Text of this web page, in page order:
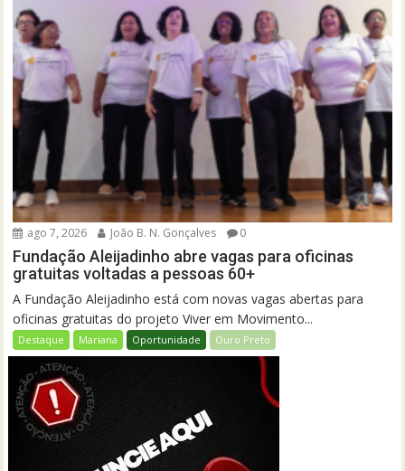
ago 7, 2026 João B. N. Gonçalves 0
Fundação Aleijadinho abre vagas para oficinas
gratuitas voltadas a pessoas 60+
A Fundação Aleijadinho está com novas vagas abertas para
oficinas gratuitas do projeto Viver em Movimento...
Destaque Mariana Oportunidade Ouro Preto